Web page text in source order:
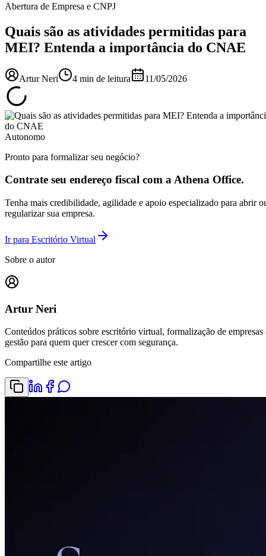
Abertura de Empresa e CNPJ
Quais são as atividades permitidas para
MEI? Entenda a importância do CNAE
Artur Neri 4 min de leitura 11/05/2026
Autonomo
Pronto para formalizar seu negócio?
Contrate seu endereço fiscal com a Athena Office.
Tenha mais credibilidade, agilidade e apoio especializado para abrir
regularizar sua empresa.
Ir para Escritório Virtual
Sobre o autor
Artur Neri
Conteúdos práticos sobre escritório virtual, formalização de empresas
gestão para quem quer crescer com segurança.
Compartilhe este artigo